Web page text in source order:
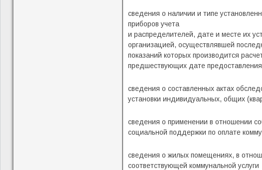
сведения о наличии и типе
приборов учета
и распределителей, дате и месте их
организацией, осуществлявшей
показаний которых производится
предшествующих дате
сведения о составленных актах
установки индивидуальных, общих
сведения о применении в отношении
социальной поддержки по оплате
сведения о жилых помещениях, в
соответствующей коммунальной услуги